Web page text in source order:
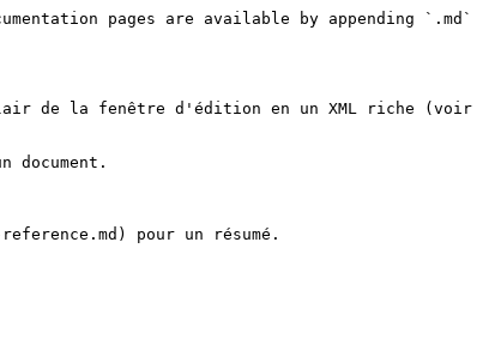
pages are available by appending `.md`
de la fenêtre d'édition en un XML riche (voir
pour un résumé.